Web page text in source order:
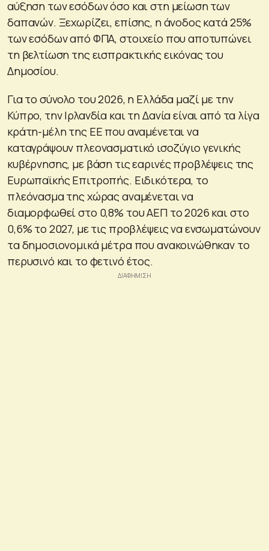
αύξηση των εσόδων όσο και στη μείωση των
δαπανών. Ξεχωρίζει, επίσης, η άνοδος κατά 25%
των εσόδων από ΦΠΑ, στοιχείο που αποτυπώνει
τη βελτίωση της εισπρακτικής εικόνας του
Δημοσίου.
Για το σύνολο του 2026, η Ελλάδα μαζί με την
Κύπρο, την Ιρλανδία και τη Δανία είναι από τα λίγα
κράτη-μέλη της ΕΕ που αναμένεται να
καταγράψουν πλεονασματικό ισοζύγιο γενικής
κυβέρνησης, με βάση τις εαρινές προβλέψεις της
Ευρωπαϊκής Επιτροπής. Ειδικότερα, το
πλεόνασμα της χώρας αναμένεται να
διαμορφωθεί στο 0,8% του ΑΕΠ το 2026 και στο
0,6% το 2027, με τις προβλέψεις να ενσωματώνουν
τα δημοσιονομικά μέτρα που ανακοινώθηκαν το
περυσινό και το φετινό έτος.